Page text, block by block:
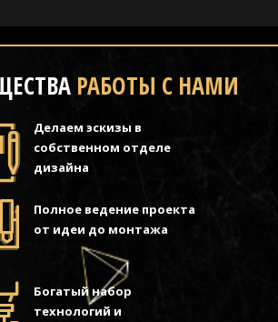
РАБОТЫ С НАМИ
Делаем эскизы в
собственном отделе
дизайна
Полное ведение проекта
от идеи до монтажа
Богатый набор
технологий и